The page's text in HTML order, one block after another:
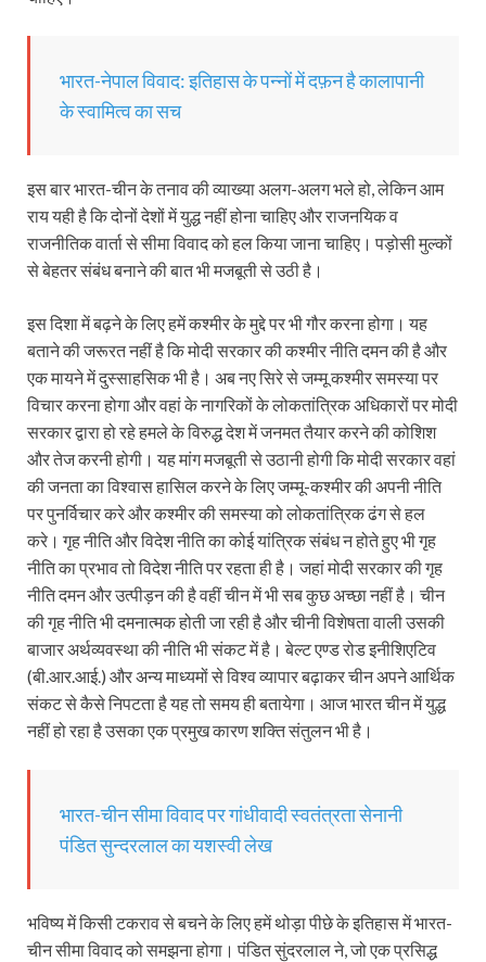
भारत-नेपाल विवाद: इतिहास के पन्नों में दफ़न है कालापानी
के स्वामित्व का सच
इस बार भारत-चीन के तनाव की व्याख्या अलग-अलग भले हो, लेकिन आम
राय यही है कि दोनों देशों में युद्ध नहीं होना चाहिए और राजनयिक व
राजनीतिक वार्ता से सीमा विवाद को हल किया जाना चाहिए। पड़ोसी मुल्कों
से बेहतर संबंध बनाने की बात भी मजबूती से उठी है।
इस दिशा में बढ़ने के लिए हमें कश्मीर के मुद्दे पर भी गौर करना होगा। यह
बताने की जरूरत नहीं है कि मोदी सरकार की कश्मीर नीति दमन की है और
एक मायने में दुस्साहसिक भी है। अब नए सिरे से जम्मू कश्मीर समस्या पर
विचार करना होगा और वहां के नागरिकों के लोकतांत्रिक अधिकारों पर मोदी
सरकार द्वारा हो रहे हमले के विरुद्ध देश में जनमत तैयार करने की कोशिश
और तेज करनी होगी। यह मांग मजबूती से उठानी होगी कि मोदी सरकार वहां
की जनता का विश्वास हासिल करने के लिए जम्मू-कश्मीर की अपनी नीति
पर पुनर्विचार करे और कश्मीर की समस्या को लोकतांत्रिक ढंग से हल
करे। गृह नीति और विदेश नीति का कोई यांत्रिक संबंध न होते हुए भी गृह
नीति का प्रभाव तो विदेश नीति पर रहता ही है। जहां मोदी सरकार की गृह
नीति दमन और उत्पीड़न की है वहीं चीन में भी सब कुछ अच्छा नहीं है। चीन
की गृह नीति भी दमनात्मक होती जा रही है और चीनी विशेषता वाली उसकी
बाजार अर्थव्यवस्था की नीति भी संकट में है। बेल्ट एण्ड रोड इनीशिएटिव
(बी.आर.आई.) और अन्य माध्यमों से विश्व व्यापार बढ़ाकर चीन अपने आर्थिक
संकट से कैसे निपटता है यह तो समय ही बतायेगा। आज भारत चीन में युद्ध
नहीं हो रहा है उसका एक प्रमुख कारण शक्ति संतुलन भी है।
भारत-चीन सीमा विवाद पर गांधीवादी स्वतंत्रता सेनानी
पंडित सुन्दरलाल का यशस्वी लेख
भविष्य में किसी टकराव से बचने के लिए हमें थोड़ा पीछे के इतिहास में भारत-
चीन सीमा विवाद को समझना होगा। पंडित सुंदरलाल ने, जो एक प्रसिद्ध